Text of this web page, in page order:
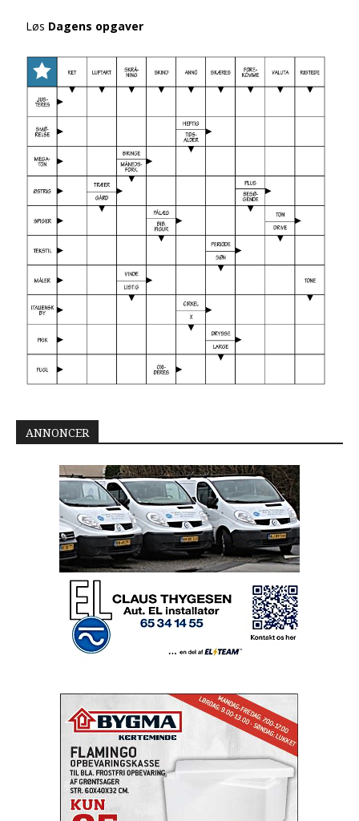
Løs Dagens opgaver
ANNONCER